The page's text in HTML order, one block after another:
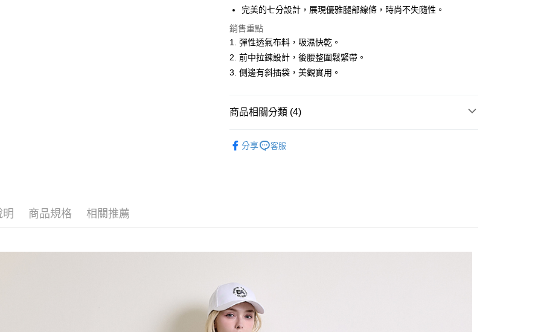
悠遊付
ATM付款
運送方式
每筆NT$60，滿NT$1,500(含以上)免運費
每筆NT$60，滿NT$1,500(含以上)免運費
每筆NT$60，滿NT$1,500(含以上)免運費
宅配(本島)
完美的七分設計，展現優雅腿部線條，時尚不失隨性。
銷售重點
1. 彈性透氣布料，吸濕快乾。
2. 前中拉鍊設計，後腰整圍鬆緊帶。
3. 側邊有斜插袋，美觀實用。
商品相關分類 (4)
分享 客服
明 商品規格 相關推薦